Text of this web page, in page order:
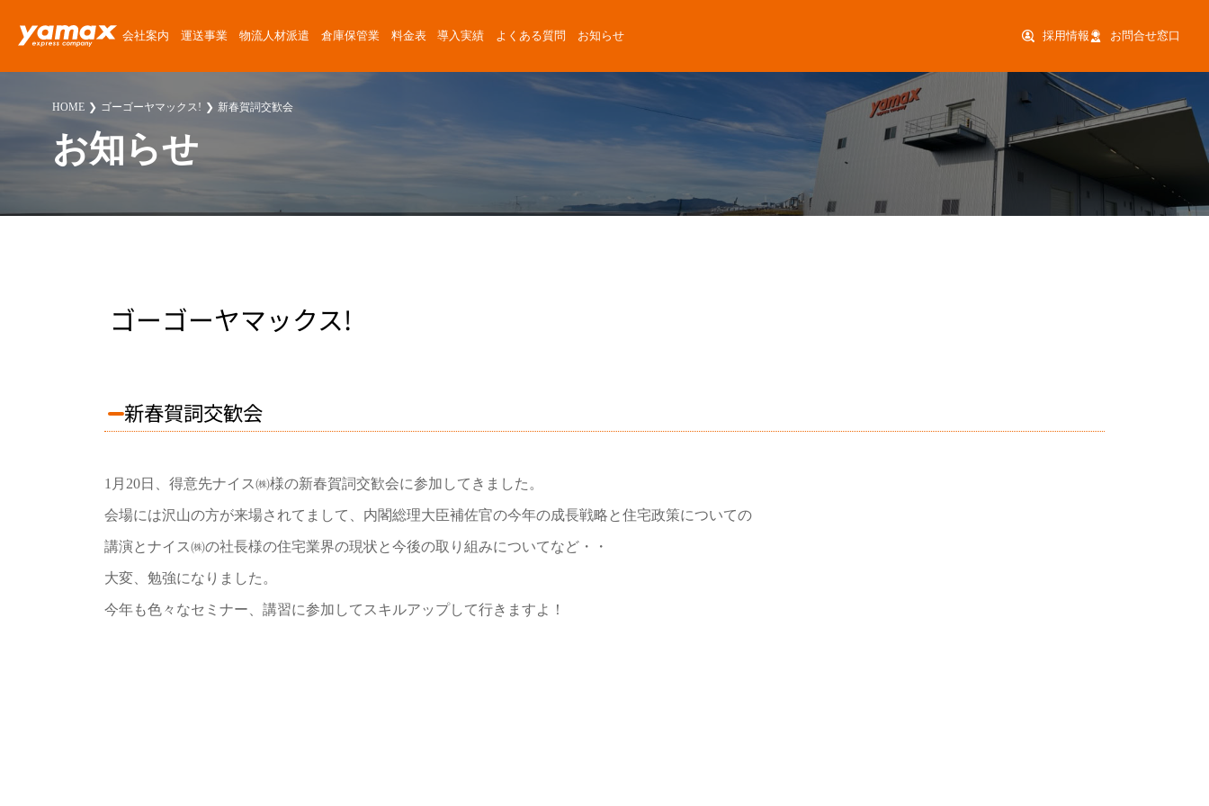
会社案内
会社概要
アクセスマップ
沿革
スタッフ紹介
運送事業
運送サービス
楽器運搬
協力会社募集
物流人材派遣
物流人材派遣サービス
倉庫保管業
倉庫保管サービス
倉庫紹介
料金表
定期便料金
チャーター便料金
倉庫保管料金
導入実績
運送委託
楽器運搬
派遣
よくある質問
運送に関する質問
倉庫に関する質問
派遣に関する質問
お知らせ
News Release
ゴーゴーヤマックス!
スタッフブログ
採用情報 お問合せ窓口
HOME ゴーゴーヤマックス! 新春賀詞交歓会
お知らせ
ゴーゴーヤマックス!
新春賀詞交歓会
1月20日、得意先ナイス㈱様の新春賀詞交歓会に参加してきました。
会場には沢山の方が来場されてまして、内閣総理大臣補佐官の今年の成長戦略と住宅政策についての
講演とナイス㈱の社長様の住宅業界の現状と今後の取り組みについてなど・・
大変、勉強になりました。
今年も色々なセミナー、講習に参加してスキルアップして行きますよ！